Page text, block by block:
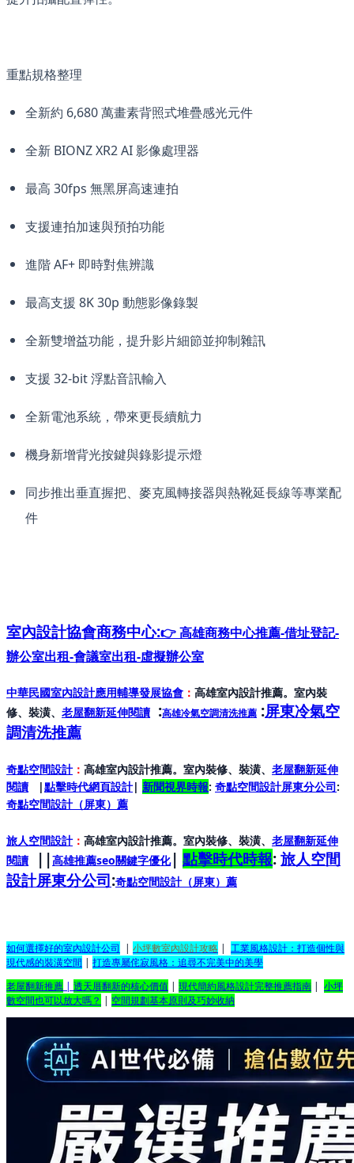
重點規格整理
全新約 6,680 萬畫素背照式堆疊感光元件
全新 BIONZ XR2 AI 影像處理器
最高 30fps 無黑屏高速連拍
支援連拍加速與預拍功能
進階 AF+ 即時對焦辨識
最高支援 8K 30p 動態影像錄製
全新雙增益功能，提升影片細節並抑制雜訊
支援 32-bit 浮點音訊輸入
全新電池系統，帶來更長續航力
機身新增背光按鍵與錄影提示燈
同步推出垂直握把、麥克風轉接器與熱靴延長線等專業配
件
室內設計協會商務中心:👉 高雄商務中心推薦-借址登記-
辦公室出租-會議室出租-虛擬辦公室
中華民國室內設計應用輔導發展協會 ： 高雄室內設計推薦。室內裝
修、裝潢、 老屋翻新延伸閱讀 :高雄冷氣空調清洗推薦 :屏東冷氣空
調清洗推薦
奇點空間設計： 高雄室內設計推薦。室內裝修、裝潢、 老屋翻新延伸
閱讀 |點擊時代網頁設計| 新聞視界時報: 奇點空間設計屏東分公司:
奇點空間設計（屏東） 薦
旅人空間設計： 高雄室內設計推薦。室內裝修、裝潢、 老屋翻新延伸
閱讀
||高雄推薦seo關鍵字優化| 點擊時代時報: 旅人空間
設計屏東分公司:奇點空間設計（屏東） 薦
如何選擇好的室內設計公司 | 小坪數室內設計攻略 | 工業風格設計：打造個性與
現代感的裝潢空間 | 打造專屬侘寂風格：追尋不完美中的美學
老屋翻新推薦 | 透天厝翻新的核心價值 | 現代簡約風格設計完整推薦指南 | 小坪
數空間也可以放大嗎？ | 空間規劃基本原則及巧妙收納